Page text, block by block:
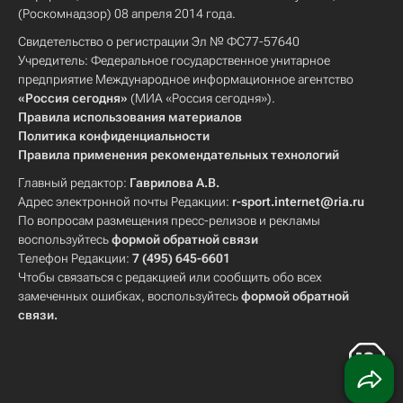
(Роскомнадзор) 08 апреля 2014 года.
Свидетельство о регистрации Эл № ФС77-57640
Учредитель: Федеральное государственное унитарное
предприятие Международное информационное агентство
«Россия сегодня» (МИА «Россия сегодня»).
Правила использования материалов
Политика конфиденциальности
Правила применения рекомендательных технологий
Главный редактор: Гаврилова А.В.
Адрес электронной почты Редакции: r-sport.internet@ria.ru
По вопросам размещения пресс-релизов и рекламы
воспользуйтесьформой обратной связи
Телефон Редакции: 7 (495) 645-6601
Чтобы связаться с редакцией или сообщить обо всех
замеченных ошибках, воспользуйтесьформой обратной
связи.